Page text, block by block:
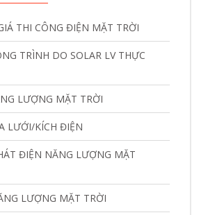
THI CÔNG ĐIỆN MẶT TRỜI
TRÌNH DO SOLAR LV THỰC
LƯỢNG MẶT TRỜI
LƯỚI/KÍCH ĐIỆN
ĐIỆN NĂNG LƯỢNG MẶT
LƯỢNG MẶT TRỜI